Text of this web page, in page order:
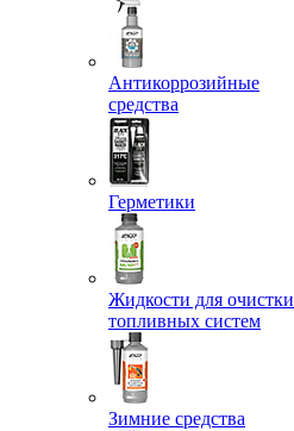
Антикоррозийные
средства
Герметики
Жидкости для очистки
топливных систем
Зимние средства